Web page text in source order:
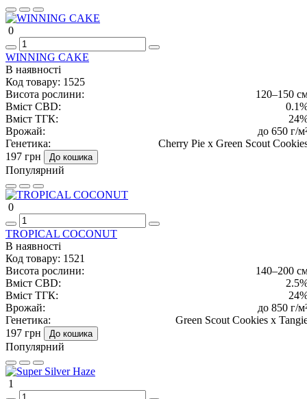
0
WINNING CAKE
В наявності
Код товару: 1525
Висота рослини:
120–150
Вміст CBD:
Вміст ТГК:
Врожай:
до 650 г/
Генетика:
Cherry Pie x Green Scout
197 грн
До кошика
Популярний
0
TROPICAL COCONUT
В наявності
Код товару: 1521
Висота рослини:
140–200
Вміст CBD:
Вміст ТГК:
Врожай:
до 850 г/
Генетика:
Green Scout Cookies x
197 грн
До кошика
Популярний
1